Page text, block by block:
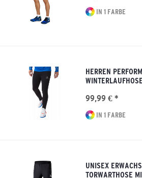
IN 1 FARBE
HERREN
WINTERLAUFHOSE
99,99 € *
IN 1 FARBE
UNISEX
TORWARTHOSE